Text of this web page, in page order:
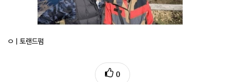
ㅇㅣ토랜드펌
0